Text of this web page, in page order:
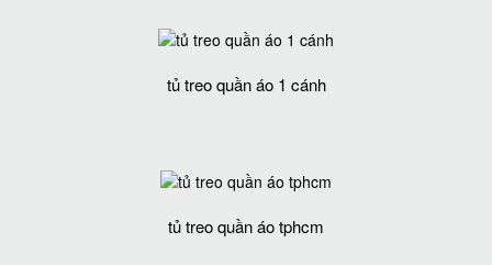
tủ treo quần áo 1 cánh
tủ treo quần áo tphcm